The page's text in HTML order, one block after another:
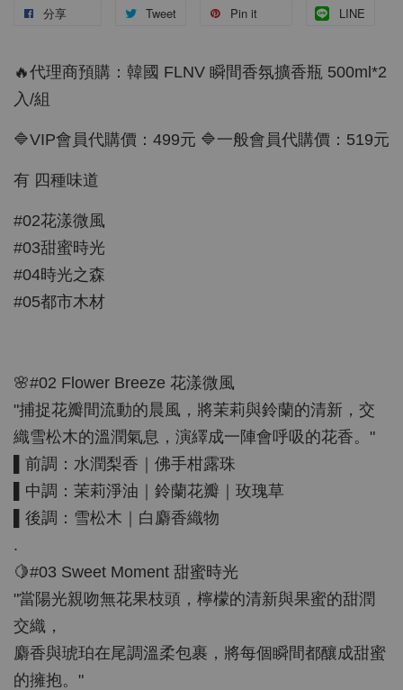
分享 Tweet Pin it LINE
🔥代理商預購：韓國 FLNV 瞬間香氛擴香瓶 500ml*2
入/組
🔷VIP會員代購價：499元 🔷一般會員代購價：519元
有 四種味道
#02花漾微風
#03甜蜜時光
#04時光之森
#05都市木材
🌸#02 Flower Breeze 花漾微風
"捕捉花瓣間流動的晨風，將茉莉與鈴蘭的清新，交
織雪松木的溫潤氣息，演繹成一陣會呼吸的花香。"
▌前調：水潤梨香｜佛手柑露珠
▌中調：茉莉淨油｜鈴蘭花瓣｜玫瑰草
▌後調：雪松木｜白麝香織物
.
🍋#03 Sweet Moment 甜蜜時光
"當陽光親吻無花果枝頭，檸檬的清新與果蜜的甜潤
交織，
麝香與琥珀在尾調溫柔包裹，將每個瞬間都釀成甜蜜
的擁抱。"